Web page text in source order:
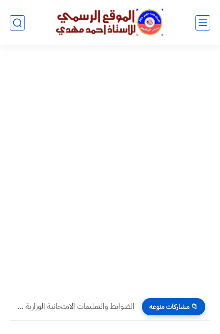
📁 مشاركات منوعه الضوابط والتعليمات الامتحانية الوزارية 2022 لجميع الطلاب مهم جدا الالتزام...